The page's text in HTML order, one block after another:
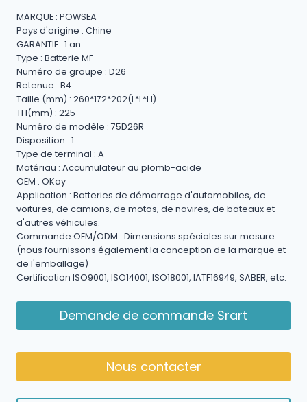
MARQUE : POWSEA
Pays d'origine : Chine
GARANTIE : 1 an
Type : Batterie MF
Numéro de groupe : D26
Retenue : B4
Taille (mm) : 260*172*202(L*L*H)
TH(mm) : 225
Numéro de modèle : 75D26R
Disposition : 1
Type de terminal : A
Matériau : Accumulateur au plomb-acide
OEM : OKay
Application : Batteries de démarrage d'automobiles, de
voitures, de camions, de motos, de navires, de bateaux et
d'autres véhicules.
Commande OEM/ODM : Dimensions spéciales sur mesure
(nous fournissons également la conception de la marque et
de l'emballage)
Certification ISO9001, ISO14001, ISO18001, IATF16949, SABER, etc.
Demande de commande Srart
Nous contacter